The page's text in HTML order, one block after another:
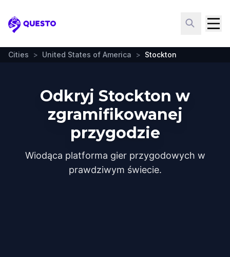
Questo
Cities > United States of America > Stockton
Odkryj Stockton w
zgramifikowanej
przygodzie
Wiodąca platforma gier przygodowych w
prawdziwym świecie.